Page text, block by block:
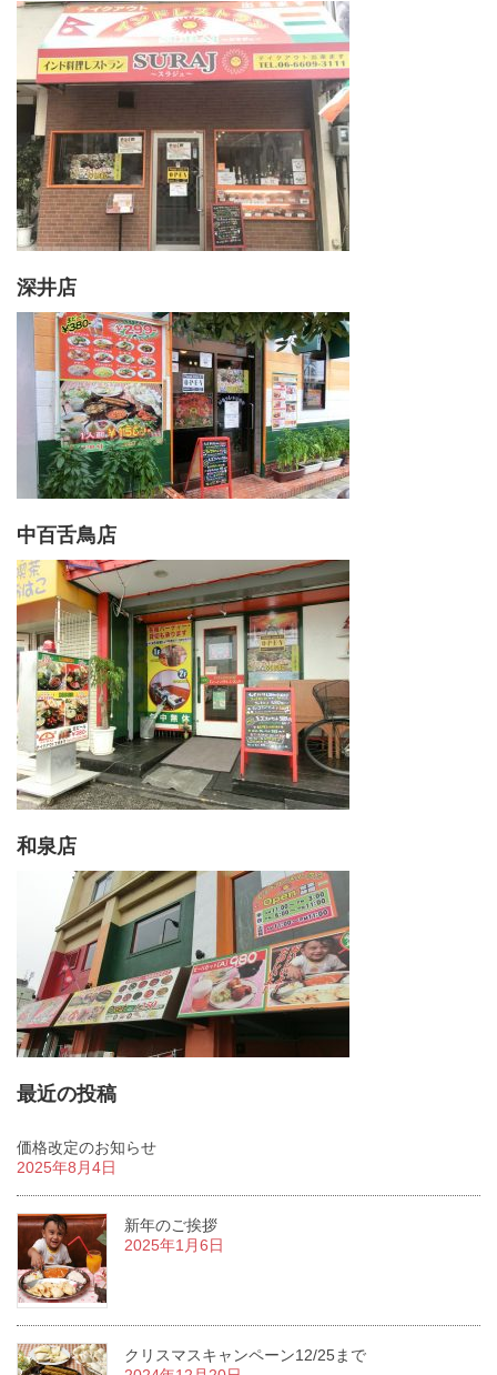
深井店
中百舌鳥店
和泉店
最近の投稿
価格改定のお知らせ
2025年8月4日
新年のご挨拶
2025年1月6日
クリスマスキャンペーン12/25まで